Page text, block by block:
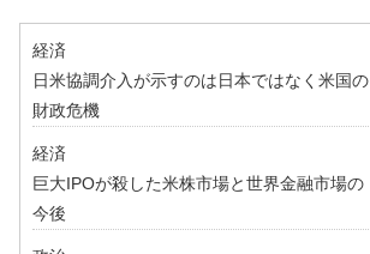
経済
日米協調介入が示すのは日本ではなく米国の
財政危機
経済
巨大IPOが殺した米株市場と世界金融市場の
今後